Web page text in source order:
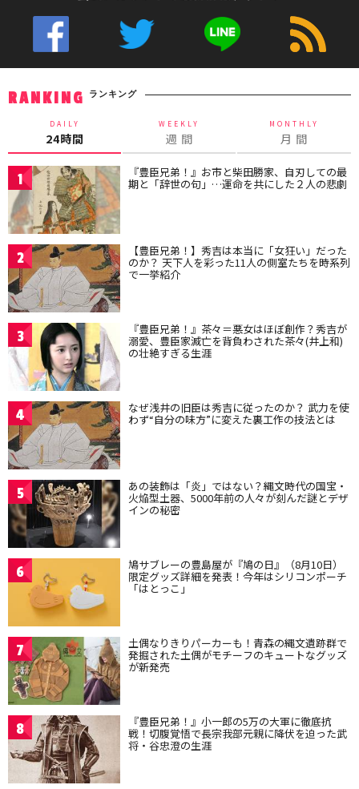
RANKING ランキング
DAILY
24時間
WEEKLY
週 間
MONTHLY
月 間
1 『豊臣兄弟！』お市と柴田勝家、自刃しての最
期と「辞世の句」…運命を共にした２人の悲劇
2 【豊臣兄弟！】秀吉は本当に「女狂い」だった
のか？ 天下人を彩った11人の側室たちを時系列
で一挙紹介
3 『豊臣兄弟！』茶々＝悪女はほぼ創作？秀吉が
溺愛、豊臣家滅亡を背負わされた茶々(井上和)
の壮絶すぎる生涯
4 なぜ浅井の旧臣は秀吉に従ったのか？ 武力を使
わず“自分の味方”に変えた裏工作の技法とは
5 あの装飾は「炎」ではない？縄文時代の国宝・
火焔型土器、5000年前の人々が刻んだ謎とデザ
インの秘密
6 鳩サブレーの豊島屋が『鳩の日』（8月10日）
限定グッズ詳細を発表！今年はシリコンポーチ
「はとっこ」
7 土偶なりきりパーカーも！青森の縄文遺跡群で
発掘された土偶がモチーフのキュートなグッズ
が新発売
8 『豊臣兄弟！』小一郎の5万の大軍に徹底抗
戦！切腹覚悟で長宗我部元親に降伏を迫った武
将・谷忠澄の生涯